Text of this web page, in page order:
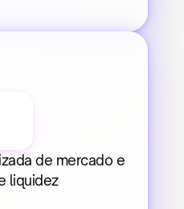
de mercado e
liquidez